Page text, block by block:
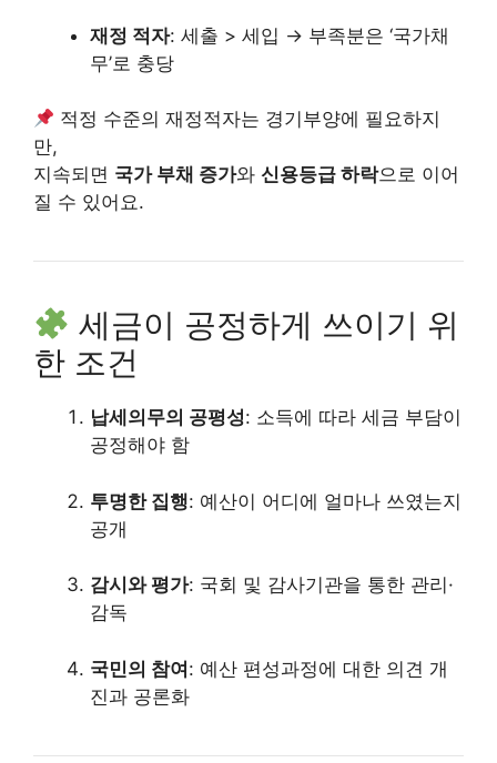
재정 적자: 세출 > 세입 → 부족분은 ‘국가채
무’로 충당
적정 수준의 재정적자는 경기부양에 필요하지
만,
지속되면 국가 부채 증가와 신용등급 하락으로 이어
질 수 있어요.
세금이 공정하게 쓰이기 위
한 조건
납세의무의 공평성: 소득에 따라 세금 부담이
공정해야 함
투명한 집행: 예산이 어디에 얼마나 쓰였는지
공개
감시와 평가: 국회 및 감사기관을 통한 관리·
감독
국민의 참여: 예산 편성과정에 대한 의견 개
진과 공론화